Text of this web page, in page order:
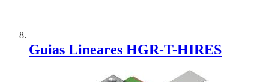
Guias Lineares HGR-T-HIRES